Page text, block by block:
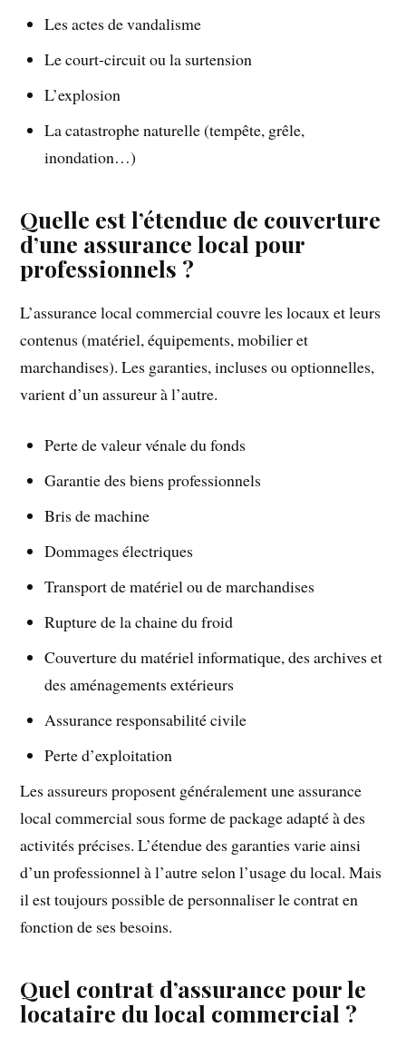
Les actes de vandalisme
Le court-circuit ou la surtension
L’explosion
La catastrophe naturelle (tempête, grêle,
inondation…)
Quelle est l’étendue de couverture
d’une assurance local pour
professionnels ?
L’assurance local commercial couvre les locaux et leurs
contenus (matériel, équipements, mobilier et
marchandises). Les garanties, incluses ou optionnelles,
varient d’un assureur à l’autre.
Perte de valeur vénale du fonds
Garantie des biens professionnels
Bris de machine
Dommages électriques
Transport de matériel ou de marchandises
Rupture de la chaine du froid
Couverture du matériel informatique, des archives et
des aménagements extérieurs
Assurance responsabilité civile
Perte d’exploitation
Les assureurs proposent généralement une assurance
local commercial sous forme de package adapté à des
activités précises. L’étendue des garanties varie ainsi
d’un professionnel à l’autre selon l’usage du local. Mais
il est toujours possible de personnaliser le contrat en
fonction de ses besoins.
Quel contrat d’assurance pour le
locataire du local commercial ?